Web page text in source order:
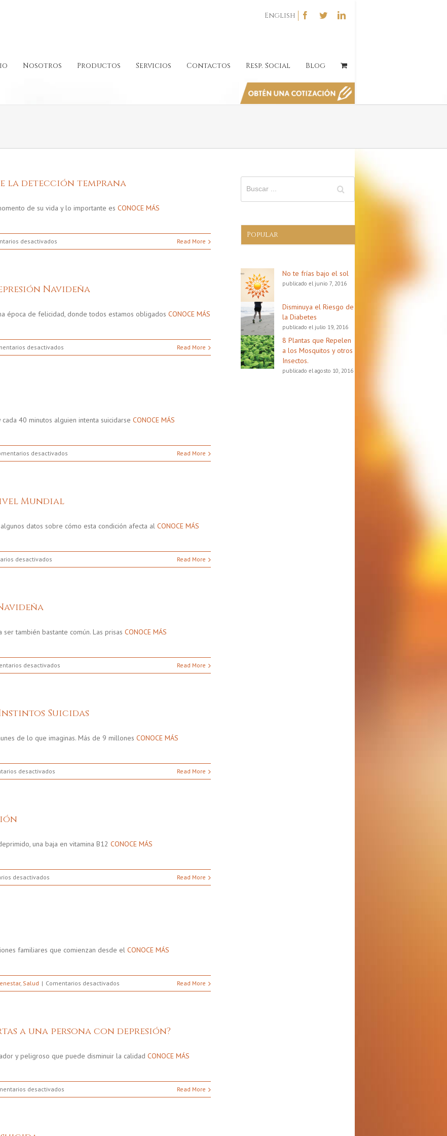
English
Nosotros Productos Servicios Contactos Resp. Social Blog
la detección temprana
de su vida y lo importante es CONOCE MÁS
desactivados
Depresión:
la
temprana
Read More
Navideña
época de felicidad, donde todos estamos obligados CONOCE MÁS
desactivados
Consejos
Read More
40 minutos alguien intenta suicidarse CONOCE MÁS
desactivados
Vigilante
Read More
Mundial
datos sobre cómo esta condición afecta al CONOCE MÁS
desactivados
Efectos
Mundial
Read More
también bastante común. Las prisas CONOCE MÁS
desactivados
El
La
Navideña
Read More
Suicidas
de lo que imaginas. Más de 9 millones CONOCE MÁS
desactivados
Signos
Suicidas
Read More
una baja en vitamina B12 CONOCE MÁS
desactivados
5
Read More
familiares que comienzan desde el CONOCE MÁS
, Salud Comentarios desactivados
¡Bienvenida
Read More
a una persona con depresión?
y peligroso que puede disminuir la calidad CONOCE MÁS
desactivados
¿Cómo
Read More
Popular
No te frías bajo el sol
publicado el junio 7, 2016
Disminuya el Riesgo de
la Diabetes
publicado el julio 19, 2016
8 Plantas que Repelen
a los Mosquitos y otros
Insectos.
publicado el agosto 10, 2016